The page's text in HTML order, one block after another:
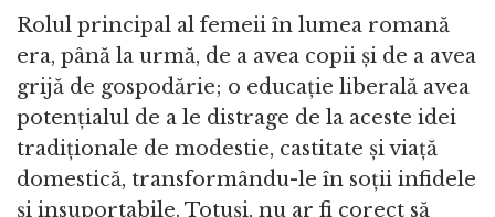
Rolul principal al femeii în lumea romană
era, până la urmă, de a avea copii și de a avea
grijă de gospodărie; o educație liberală avea
potențialul de a le distrage de la aceste idei
tradiționale de modestie, castitate și viață
domestică, transformându-le în soții infidele
și insuportabile. Totuși, nu ar fi corect să